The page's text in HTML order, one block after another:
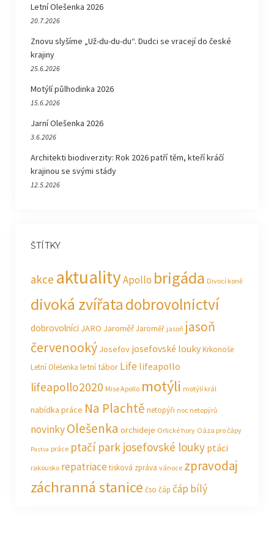
Letní Olešenka 2026
20.7.2026
Znovu slyšíme „Už-du-du-du“. Dudci se vracejí do české
krajiny
25.6.2026
Motýlí půlhodinka 2026
15.6.2026
Jarní Olešenka 2026
3.6.2026
Architekti biodiverzity: Rok 2026 patří těm, kteří kráčí
krajinou se svými stády
12.5.2026
ŠTÍTKY
akce aktualityApollo brigáda Divocí koně
divoká zvířatadobrovolnictví
dobrovolníci JARO JaroměřJaroměř jasoň jasoň
červenooký Josefov josefovské loukyKrkonoše
Letní Olešenka letní tábor Life lifeapollo
lifeapollo2020 Mise Apollo motýli motýlí král
nabídka práce Na Plachtě netopýři noc netopýrů
novinkyOlešenka orchideje Orlické hory Oáza pro čápy
Pastva práce ptačí park josefovské louky ptáci
rakousko repatriacetisková zpráva vánoce zpravodaj
záchranná stanice čso čáp čáp bílý